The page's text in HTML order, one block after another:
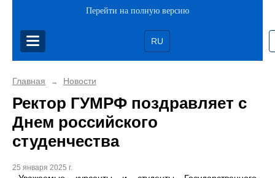
Перейти на полную версию
RU
Главная → Новости
Ректор ГУМРФ поздравляет с
Днем российского
студенчества
25 января 2025 г.